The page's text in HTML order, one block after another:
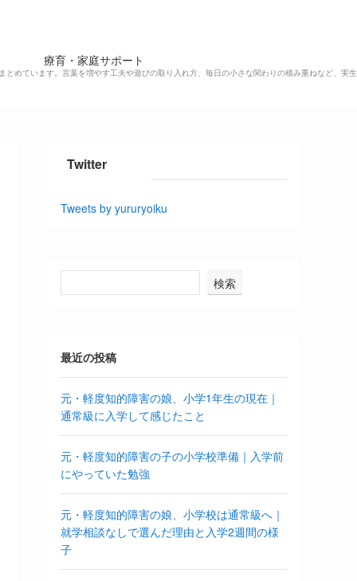
療育・家庭サポート
めています。言葉を増やす工夫や遊びの取り入れ方、毎日の小さな関わりの積み重ねなど、実
Twitter
Tweets by yururyoiku
検索
最近の投稿
元・軽度知的障害の娘、小学1年生の現在｜
通常級に入学して感じたこと
元・軽度知的障害の子の小学校準備｜入学前
にやっていた勉強
元・軽度知的障害の娘、小学校は通常級へ｜
就学相談なしで選んだ理由と入学2週間の様
子